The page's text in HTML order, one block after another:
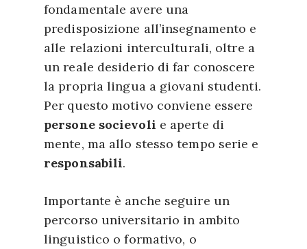
fondamentale avere una
predisposizione all’insegnamento e
alle relazioni interculturali, oltre a
un reale desiderio di far conoscere
la propria lingua a giovani studenti.
Per questo motivo conviene essere
persone socievoli e aperte di
mente, ma allo stesso tempo serie e
responsabili.
Importante è anche seguire un
percorso universitario in ambito
linguistico o formativo, o